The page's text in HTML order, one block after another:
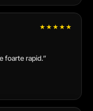
★★★★★
foarte rapid.”